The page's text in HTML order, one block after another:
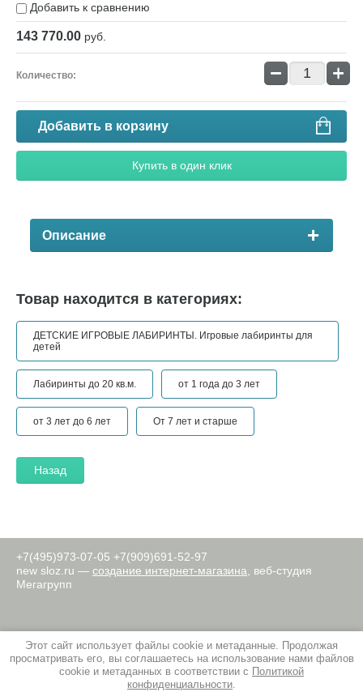
Этот сайт использует файлы cookie и метаданные. Продолжая
просматривать его, вы соглашаетесь на использование нами файлов
cookie и метаданных в соответствии с Политикой
конфиденциальности.
Добавить к сравнению
143 770.00 руб.
Количество: − +
Добавить в корзину
Купить в один клик
Описание
Товар находится в категориях:
ДЕТСКИЕ ИГРОВЫЕ ЛАБИРИНТЫ. Игровые лабиринты для
детей
Лабиринты до 20 кв.м. от 1 года до 3 лет
от 3 лет до 6 лет От 7 лет и старше
Назад
+7(495)973-07-05 +7(909)691-52-97
new sloz.ru — создание интернет-магазина, веб-студия
Мегагрупп